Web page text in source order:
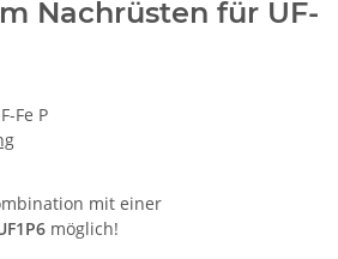
Nachrüsten für UF-
Fe P
mit einer
möglich!